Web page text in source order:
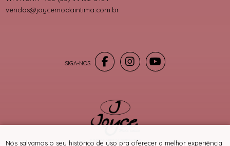
vendas@joycemodaintima.com.br
® TODOS DIREITOS RESERVADOS
Nós salvamos o seu histórico de uso pra oferecer a melhor experiência